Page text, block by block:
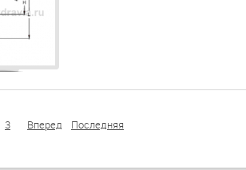
3 Вперед Последняя